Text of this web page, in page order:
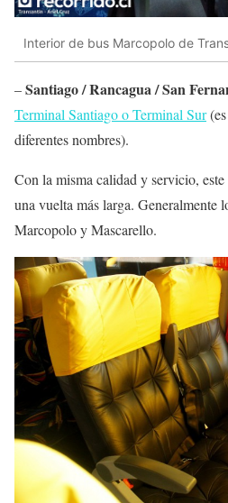
Interior de bus Marcopolo de
–Santiago / Rancagua / San
Terminal Santiago o Terminal Sur(es
diferentes nombres).
Con la misma calidad y servicio,
una vuelta más larga. Generalmente
Marcopolo y Mascarello.